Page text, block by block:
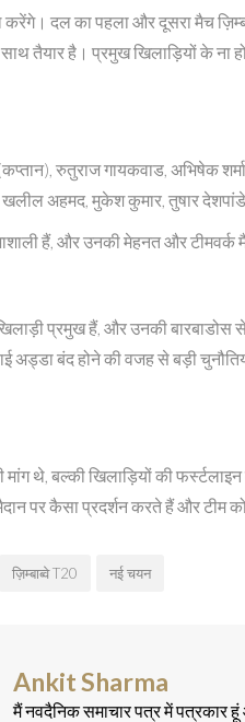
करेंगे। दल का पहला और दूसरा मैच
तैयार है। प्रमुख खिलाड़ियों के ना
रुतुराज गायकवाड, अभिषेक
अहमद, मुकेश कुमार, तुषार देशपांडे,
हैं, और उनकी मेहनत और टीमवर्क
प्रमुख हैं, और उनकी बारबाडोस
बंद होने की वजह से बड़ी
मांग थे, बल्की खिलाड़ियों की
पर कैसा प्रदर्शन करते हैं और टीम
ज़िम्बाब्वे T20 नई चयन
Ankit Sharma
मैं नवदैनिक समाचार पत्र में पत्रकार